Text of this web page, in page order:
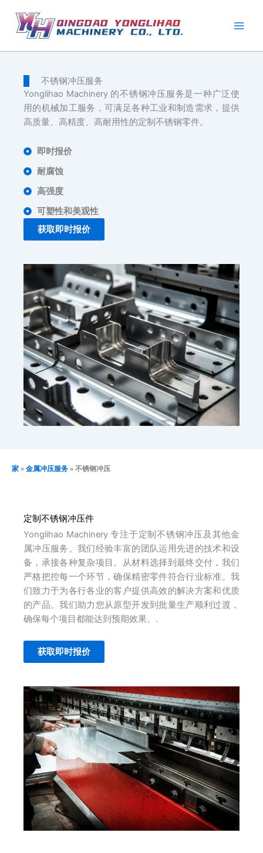
容
不锈钢冲压服务
Yonglihao Machinery 的不锈钢冲压服务是一种广泛使
用的机械加工服务，可满足各种工业和制造需求，提供
高质量、高精度、高耐用性的定制不锈钢零件。
即时报价
耐腐蚀
高强度
可塑性和美观性
获取即时报价
家»金属冲压服务»不锈钢冲压
定制不锈钢冲压件
Yonglihao Machinery 专注于定制不锈钢冲压及其他金
属冲压服务。我们经验丰富的团队运用先进的技术和设
备，承接各种复杂项目。从材料选择到最终交付，我们
严格把控每一个环节，确保精密零件符合行业标准。我
们致力于为各行各业的客户提供高效的解决方案和优质
的产品。我们助力您从原型开发到批量生产顺利过渡，
确保每个项目都能达到预期效果。.
获取即时报价